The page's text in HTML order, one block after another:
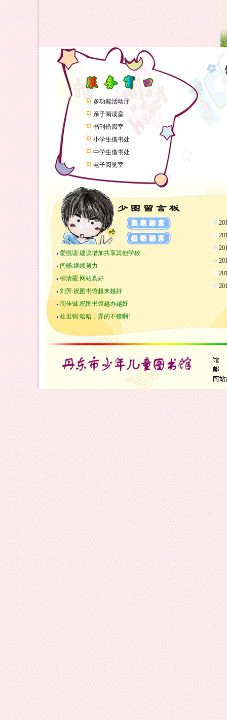
多功能活动厅
亲子阅读室
书刊借阅室
小学生借书处
中学生借书处
电子阅览室
爱悦读:建议增加共享其他学校…
闫畅:继续努力
柳清霰:网站真好
刘芳:祝图书馆越来越好
周佳铖:祝图书馆越办越好
杜世锦:哈哈，弄的不错啊!